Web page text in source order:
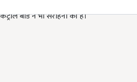
बोर्ड ने भी सराहना की है।